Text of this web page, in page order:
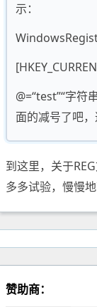
示：
@=“test”“字符
面的减号了吧，
到这里，关于
多多试验，慢慢
赞助商：